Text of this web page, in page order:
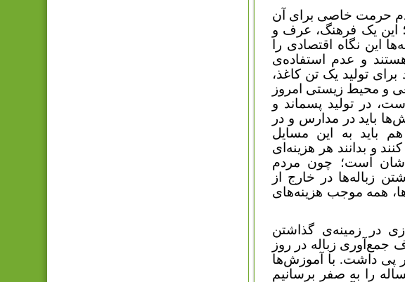
حرمت خاصی برای آن
این یک فرهنگ، عرف و
این نگاه اقتصادی را
و عدم استفاده‌ی
تولید یک تن کاغذ،
و محیط زیستی امروز
در تولید پسماند و
باید در مدارس و در
باید به این مسایل
و بدانند هر هزینه‌ای
است؛ چون مردم
زباله‌ها در خارج از
همه موجب هزینه‌های
در زمینه‌ی گذاشتن
زباله در روز
پی داشت. با آموزش‌ها
را به صفر برسانیم